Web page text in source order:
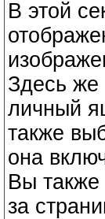
В этой
Здесь же
личный
также
она
Вы также
за